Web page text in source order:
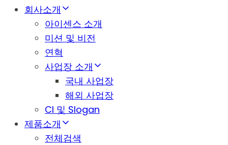
회사소개
아이센스 소개
미션 및 비전
연혁
사업장 소개
국내 사업장
해외 사업장
CI 및 Slogan
제품소개
전체검색